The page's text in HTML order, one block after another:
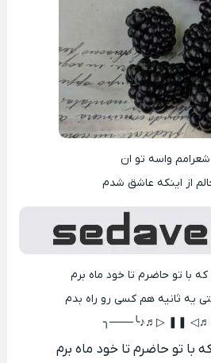
واسه تو ان
از اینکه عاشق شدم
با تو حاضرم تا خود ماه برم
یه ثانیه هم کسی رو راه بدم
╭───╯♪♬◁ ❚❚
با تو حاضرم تا خود ماه برم